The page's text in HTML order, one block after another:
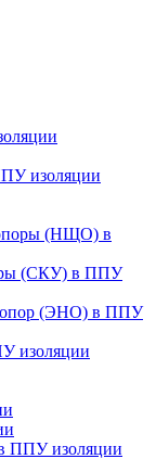
изоляции
(НЩО) в
(СКУ) в ППУ
опор (ЭНО) в ППУ
изоляции
ППУ изоляции